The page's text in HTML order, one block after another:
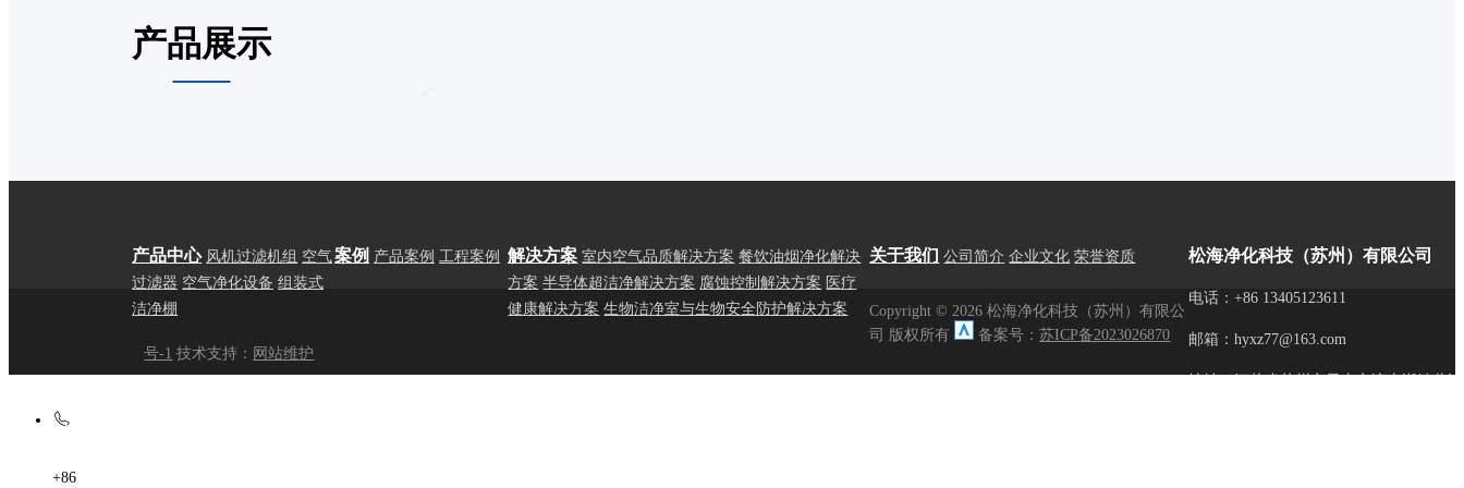
产品展示
产品中心 风机过滤机组 空气
过滤器 空气净化设备 组装式
洁净棚
案例 产品案例 工程案例 解决方案 室内空气品质解决方案 餐饮油烟净化解决
方案 半导体超洁净解决方案 腐蚀控制解决方案 医疗
健康解决方案 生物洁净室与生物安全防护解决方案
关于我们 公司简介 企业文化 荣誉资质 松海净化科技（苏州）有限公司
电话：+86 13405123611
邮箱：hyxz77@163.com
地址：江苏省苏州市昆山市淀山湖镇黄
Copyright © 2026 松海净化科技（苏州）有限公
司 版权所有
备案号：苏ICP备2023026870
号-1 技术支持： 网站维护
+86